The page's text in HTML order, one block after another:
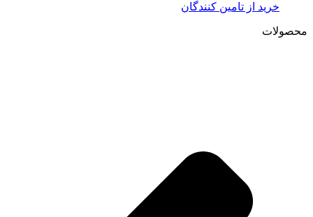
خرید از تامين کنندگان
محصولات